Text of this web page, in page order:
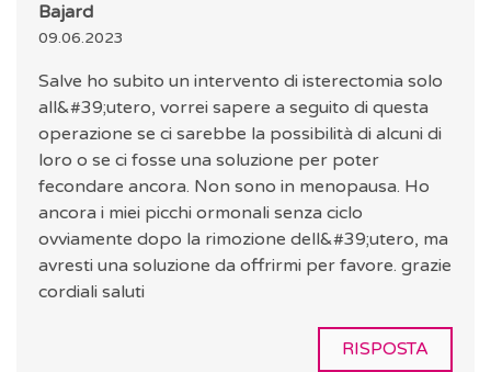
Bajard
09.06.2023
Salve ho subito un intervento di isterectomia solo
all&#39;utero, vorrei sapere a seguito di questa
operazione se ci sarebbe la possibilità di alcuni di
loro o se ci fosse una soluzione per poter
fecondare ancora. Non sono in menopausa. Ho
ancora i miei picchi ormonali senza ciclo
ovviamente dopo la rimozione dell&#39;utero, ma
avresti una soluzione da offrirmi per favore. grazie
cordiali saluti
RISPOSTA